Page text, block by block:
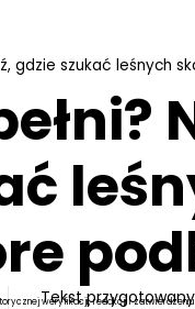
gdzie szukać leśnych
Tekst
weryfikacji, redakcji i